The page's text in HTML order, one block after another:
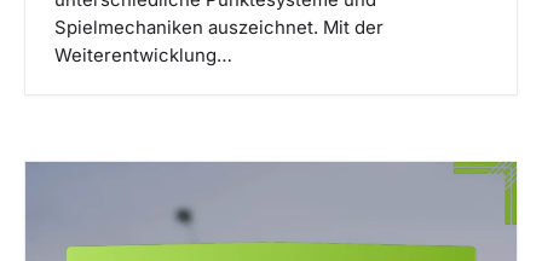
Spielmechaniken auszeichnet. Mit der
Weiterentwicklung…